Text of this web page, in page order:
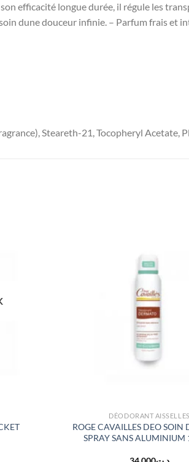
son efficacité longue durée, il régule les
dune douceur infinie. – Parfum frais et
Steareth-21, Tocopheryl Acetate,
DÉODORANT AISSELLES
ROGE CAVAILLES DEO SOIN
SPRAY SANS ALUMINIUM